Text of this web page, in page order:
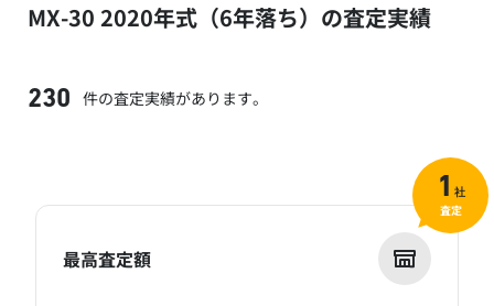
MX-30 2020年式（6年落ち）の査定実績
230 件の査定実績があります。
最高査定額
1 社
査定